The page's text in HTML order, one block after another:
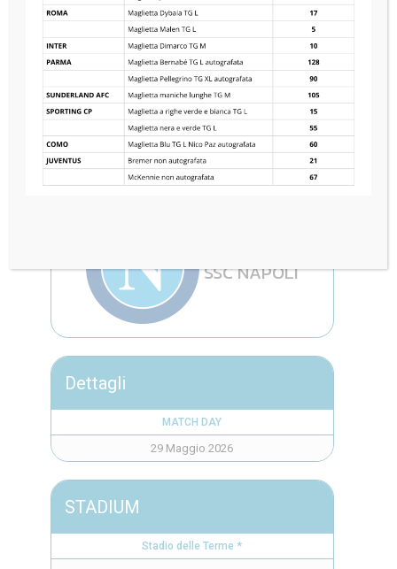
FC INTERNAZIONALE
0
—
SSC NAPOLI
Dettagli
MATCH DAY
29 Maggio 2026
STADIUM
Stadio delle Terme *